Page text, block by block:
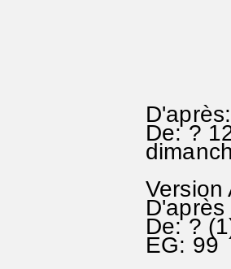
De: ?
Version
De: ?
EG: 99